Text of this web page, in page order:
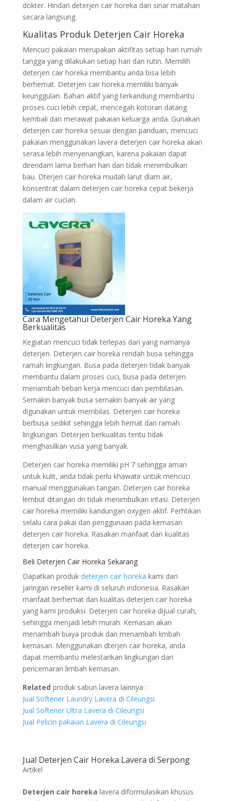
dokter. Hindari deterjen cair horeka dari sinar matahari
secara langsung.
Kualitas Produk Deterjen Cair Horeka
Mencuci pakaian merupakan aktifitas setiap hari rumah
tangga yang dilakukan setiap hari dan rutin. Memilih
deterjen cair horeka membantu anda bisa lebih
berhemat. Deterjen cair horeka memiliki banyak
keunggulan. Bahan aktif yang terkandung membantu
proses cuci lebih cepat, mencegah kotoran datang
kembali dan merawat pakaian keluarga anda. Gunakan
deterjen cair horeka sesuai dengan panduan, mencuci
pakaian menggunakan lavera deterjen cair horeka akan
serasa lebih menyenangkan, karena pakaian dapat
direndam lama berhari hari dan tidak menimbulkan
bau. Dterjen cair horeka mudah larut dlam air,
konsentrat dalam deterjen cair horeka cepat bekerja
dalam air cucian.
Cara Mengetahui Deterjen Cair Horeka Yang
Berkualitas
Kegiatan mencuci tidak terlepas dari yang namanya
deterjen. Deterjen cair horeka rendah busa sehingga
ramah lingkungan. Busa pada deterjen tidak banyak
membantu dalam proses cuci, busa pada deterjen
menambah beban kerja mencuci dan pembilasan.
Semakin banyak busa semakin banyak air yang
digunakan untuk membilas. Deterjen cair horeka
berbusa sedikit sehingga lebih hemat dan ramah
lingkungan. Deterjen berkualitas tentu tidak
menghasilkan vusa yang banyak.
Deterjen cair horeka memiliki pH 7 sehingga aman
untuk kulit, anda tidak perlu khawatir untuk mencuci
manual menggunakan tangan. Deterjen cair horeka
lembut ditangan dn tidak menimbulkan iritasi. Deterjen
cair horeka memiliki kandungan oxygen aktif. Perhtikan
selalu cara pakai dan penggunaan pada kemasan
deterjen cair horeka. Rasakan manfaat dan kualitas
deterjen cair horeka.
Beli Deterjen Cair Horeka Sekarang
Dapatkan produk deterjen cair horeka kami dari
jaringan reseller kami di seluruh indonesia. Rasakan
manfaat berhemat dan kualitas deterjen cair horeka
yang kami produksi. Deterjen cair horeka dijual curah,
sehingga menjadi lebih murah. Kemasan akan
menambah biaya produk dan menambah limbah
kemasan. Menggunakan dterjen cair horeka, anda
dapat membantu melestarikan lingkungan dari
pencemaran limbah kemasan.
Related produk sabun lavera lainnya :
Jual Softener Laundry Lavera di Cileungsi
Jual Softener Ultra Lavera di Cileungsi
Jual Pelicin pakaian Lavera di Cileungsi
Jual Deterjen Cair Horeka Lavera di Serpong
Artikel
Deterjen cair horeka lavera diformulasikan khusus